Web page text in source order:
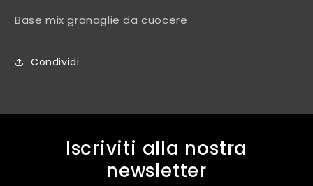
Base mix granaglie da cuocere
Condividi
Iscriviti alla nostra
newsletter